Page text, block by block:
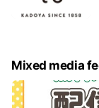
Mixed media